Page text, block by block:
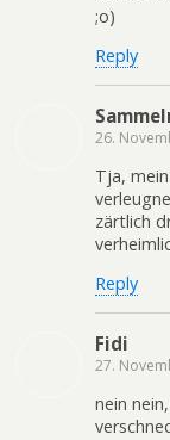
;o)
Reply
26.
Tja,
zärtlich
Reply
Fidi
27.
nein